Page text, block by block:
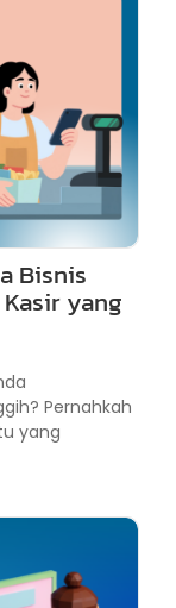
Bisnis
yang
Pernahkah
yang